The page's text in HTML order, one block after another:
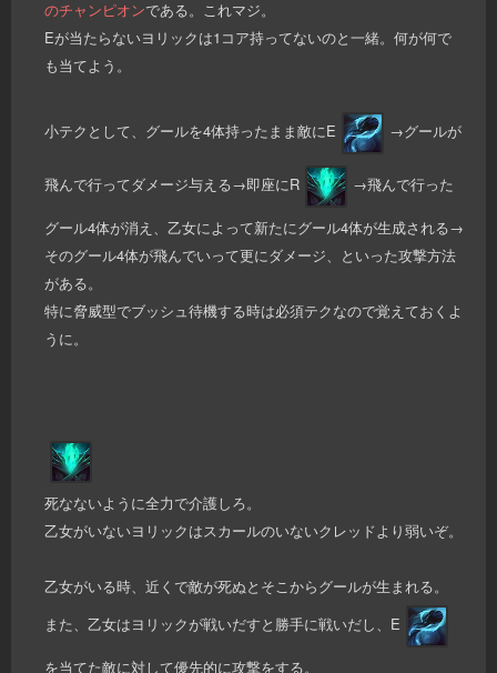
のチャンピオンである。これマジ。
Eが当たらないヨリックは1コア持ってないのと一緒。何が何で
も当てよう。
小テクとして、グールを4体持ったまま敵にE →グールが
飛んで行ってダメージ与える→即座にR →飛んで行った
グール4体が消え、乙女によって新たにグール4体が生成される→
そのグール4体が飛んでいって更にダメージ、といった攻撃方法
がある。
特に脅威型でブッシュ待機する時は必須テクなので覚えておくよ
うに。
死なないように全力で介護しろ。
乙女がいないヨリックはスカールのいないクレッドより弱いぞ。
乙女がいる時、近くで敵が死ぬとそこからグールが生まれる。
また、乙女はヨリックが戦いだすと勝手に戦いだし、E
を当てた敵に対して優先的に攻撃をする。